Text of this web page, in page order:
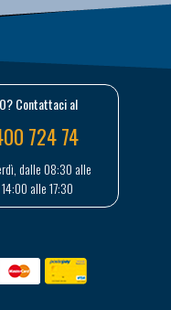
Contattaci al
724 74
dalle 08:30 alle
alle 17:30